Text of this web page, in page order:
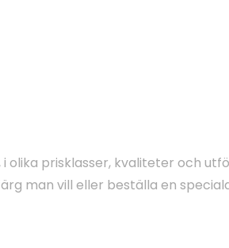
prisklasser, kvaliteter och
man vill eller beställa en